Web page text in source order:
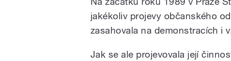
jakékoliv projevy občanského
zasahovala na demonstracích i
Jak se ale projevovala její